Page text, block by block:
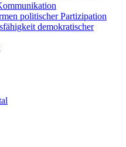
politischer Partizipation
demokratischer